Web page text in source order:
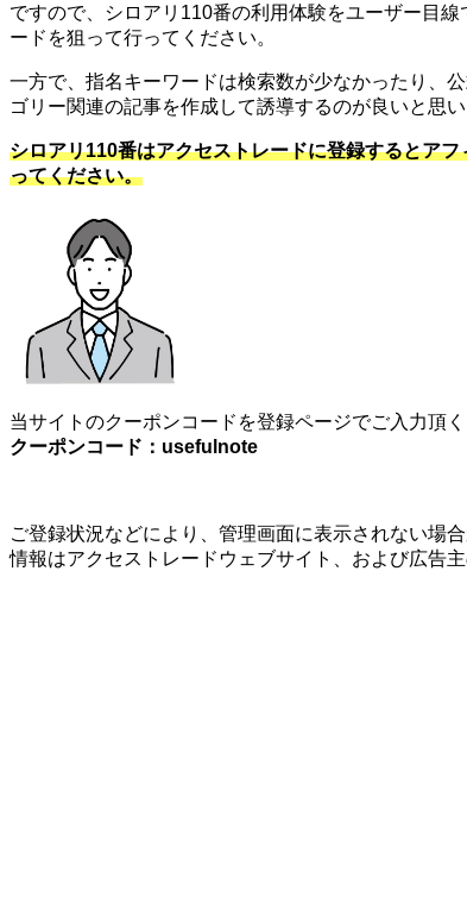
ですので、シロアリ110番の利用体験をユーザー目
ードを狙って行ってください。
一方で、指名キーワードは検索数が少なかったり、
ゴリー関連の記事を作成して誘導するのが良いと思い
シロアリ110番はアクセストレードに登録するとア
ってください。
当サイトのクーポンコードを登録ページでご入力頂
クーポンコード：usefulnote
ご登録状況などにより、管理画面に表示されない場
情報はアクセストレードウェブサイト、および広告